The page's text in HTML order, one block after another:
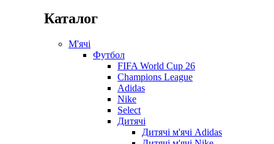
Каталог
М'ячі
Футбол
FIFA World Cup 26
Champions League
Adidas
Nike
Select
Дитячі
Дитячі м'ячі Adidas